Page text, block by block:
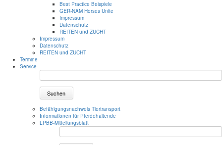
Best Practice Beispiele
GER-NAM Horses Unite
Impressum
Datenschutz
REITEN und ZUCHT
Impressum
Datenschutz
REITEN und ZUCHT
Termine
Service
Suchen
Befähigungsnachweis Tiertransport
Informationen für Pferdehaltende
LPBB-Mitteilungsblatt